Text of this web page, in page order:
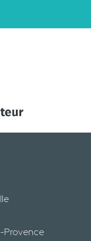
Provence